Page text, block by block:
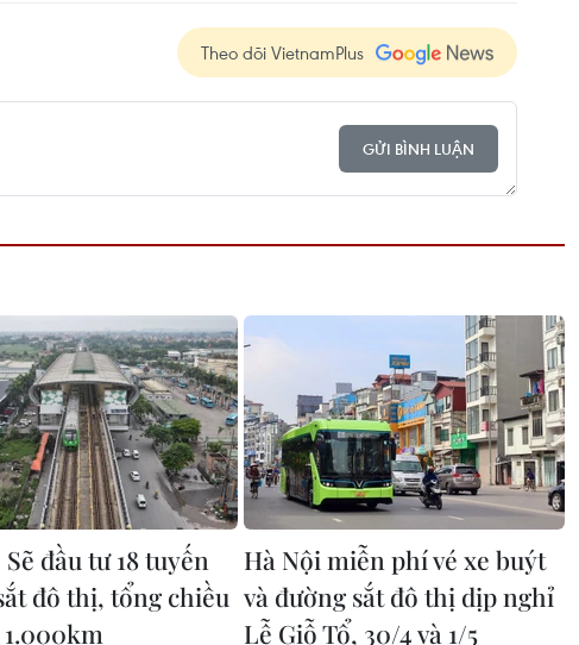
Theo dõi VietnamPlus
GỬI BÌNH LUẬN
đầu tư 18 tuyến
đô thị, tổng chiều
Hà Nội miễn phí vé xe buýt
và đường sắt đô thị dịp nghỉ
Lễ Giỗ Tổ, 30/4 và 1/5